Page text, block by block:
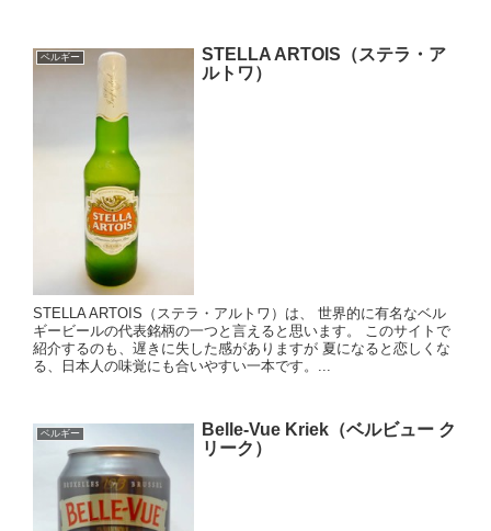
ベルギー
STELLA ARTOIS（ステラ・ア
ルトワ）
STELLA ARTOIS（ステラ・アルトワ）は、 世界的に有名なベル
ギービールの代表銘柄の一つと言えると思います。 このサイトで
紹介するのも、遅きに失した感がありますが 夏になると恋しくな
る、日本人の味覚にも合いやすい一本です。...
ベルギー
Belle-Vue Kriek（ベルビュー ク
リーク）